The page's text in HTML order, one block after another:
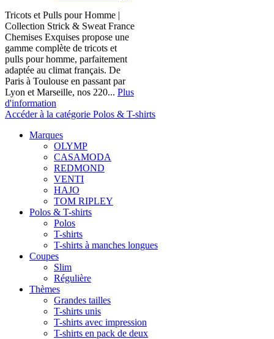
Tricots et Pulls pour Homme |
Collection Strick & Sweat France
Chemises Exquises propose une
gamme complète de tricots et
pulls pour homme, parfaitement
adaptée au climat français. De
Paris à Toulouse en passant par
Lyon et Marseille, nos 220... Plus
d'information
Accéder à la catégorie Polos & T-shirts
Marques
OLYMP
CASAMODA
REDMOND
VENTI
HAJO
TOM RIPLEY
Polos & T-shirts
Polos
T-shirts
T-shirts à manches longues
Coupes
Slim
Régulière
Thèmes
Grandes tailles
T-shirts unis
T-shirts avec impression
T-shirts en pack de deux